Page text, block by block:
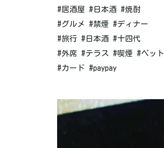
#居酒屋 #日本酒 #焼酎
#グルメ #禁煙 #ディナー
#旅行 #日本酒 #十四代
#外席 #テラス #喫煙 #ペット
#カード #paypay